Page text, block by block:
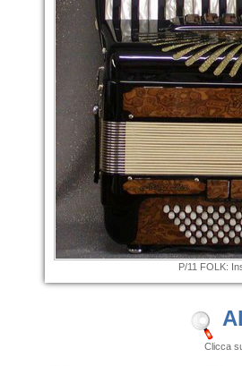
P/11 FOLK:
Clicca sulle